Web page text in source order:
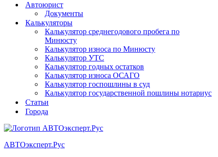
Автоюрист
Документы
Калькуляторы
Калькулятор среднегодового пробега по
Минюсту
Калькулятор износа по Минюсту
Калькулятор УТС
Калькулятор годных остатков
Калькулятор износа ОСАГО
Калькулятор госпошлины в суд
Калькулятор государственной пошлины нотариус
Статьи
Города
АВТОэксперт.Рус